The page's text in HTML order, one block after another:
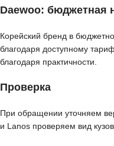
Daewoo: бюджетная
Корейский бренд в
благодаря доступному
благодаря практичности.
Проверка
При обращении уточняем
и Lanos проверяем вид